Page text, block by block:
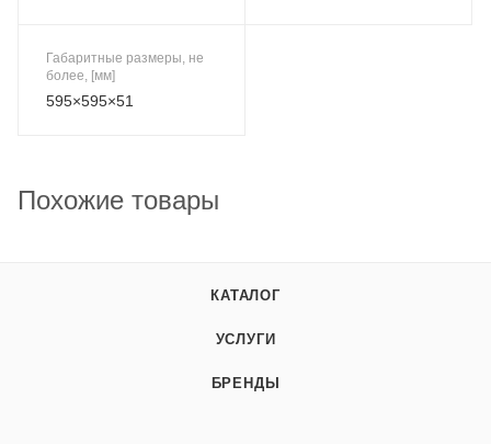
Габаритные размеры, не
более, [мм]
595×595×51
Похожие товары
КАТАЛОГ
УСЛУГИ
БРЕНДЫ